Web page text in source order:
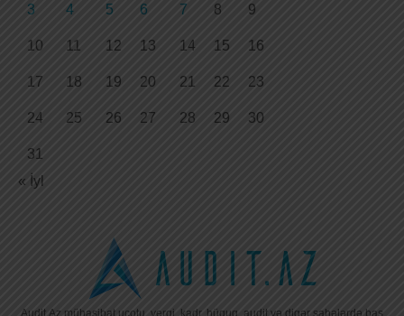
3 4 5 6 7 8 9
10 11 12 13 14 15 16
17 18 19 20 21 22 23
24 25 26 27 28 29 30
31
« İyl
Audit.Az mühasibat uçotu, vergi, kadr, hüquq, audit və digər sahələrdə baş